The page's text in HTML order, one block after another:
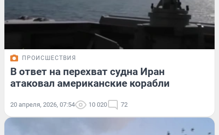
ПРОИСШЕСТВИЯ
В ответ на перехват судна Иран
атаковал американские корабли
20 апреля, 2026, 07:54 10 020 72